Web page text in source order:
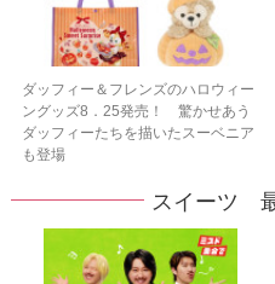
ダッフィー＆フレンズのハロウィー
ングッズ8．25発売！ 驚かせあう
ダッフィーたちを描いたスーベニア
も登場
スイーツ